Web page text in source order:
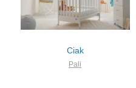
Ciak
Pali